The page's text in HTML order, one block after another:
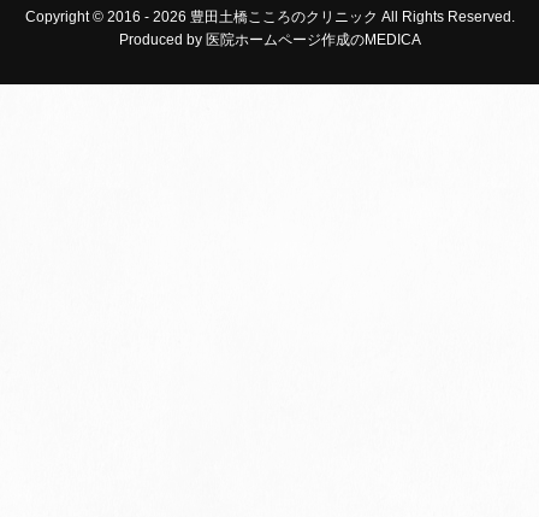
Copyright © 2016 - 2026 豊田土橋こころのクリニック All Rights Reserved.
Produced by 医院ホームページ作成のMEDICA